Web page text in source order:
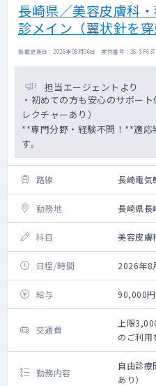
長崎県／美容皮膚科
診メイン（翼状針を穿
掲載更新日 : 2026年08月06日 案件番号 : 26-
担当エージェントより
・初めての方も安心のサポー
レクチャーあり）
**専門分野・経験不問！**適応
す。
路線 長崎電気
勤務地 長崎県長
科目 美容皮膚
日程/時間 2026年8
給与 90,000円
交通費
上限
のご利用
クシー利
勤務内容
自由診療
あり）